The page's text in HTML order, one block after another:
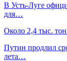
В Усть-Луге
для…
Около 2,4 тыс.
Путин продлил
лета…